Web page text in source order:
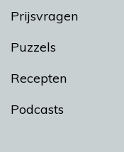
Prijsvragen
Puzzels
Recepten
Podcasts